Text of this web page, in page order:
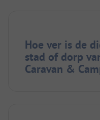
Hoe ver is de
stad of dorp
Caravan &